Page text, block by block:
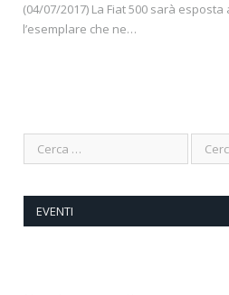
(04/07/2017) La Fiat 500 sarà esposta
l’esemplare che ne…
EVENTI